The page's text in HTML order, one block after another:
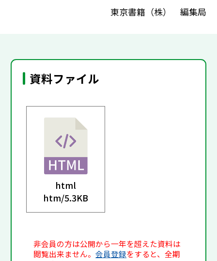
東京書籍（株） 編集局
資料ファイル
html
htm/5.3KB
非会員の方は公開から一年を超えた資料は
閲覧出来ません。会員登録をすると、全期